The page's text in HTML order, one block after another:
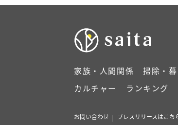
家族・人間関係 掃除・
カルチャー
ランキング
お問い合わせ プレスリリースはこち